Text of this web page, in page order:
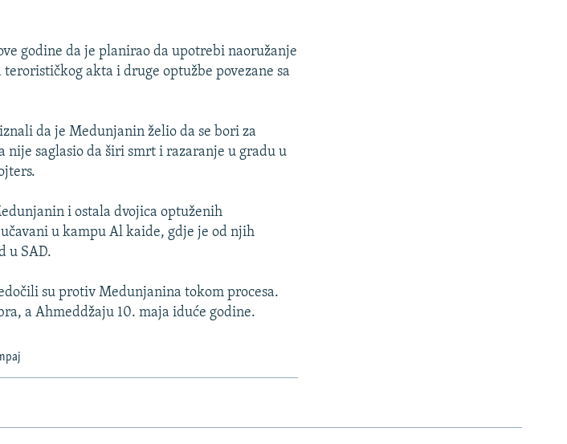
godine da je planirao da upotrebi naoružanje
akta i druge optužbe povezane sa
da je Medunjanin želio da se bori za
saglasio da širi smrt i razaranje u gradu u
i ostala dvojica optuženih
u kampu Al kaide, gdje je od njih
u SAD.
su protiv Medunjanina tokom procesa.
a Ahmeddžaju 10. maja iduće godine.